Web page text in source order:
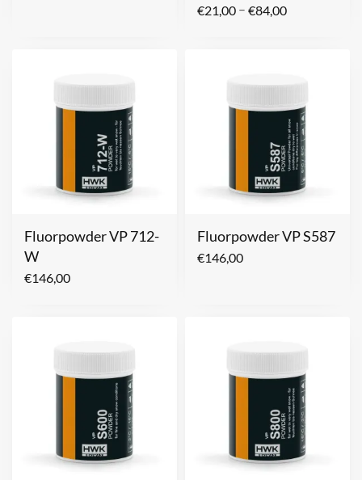
€21,00 – €84,00
Fluorpowder VP 712-
W
€146,00
Fluorpowder VP S587
€146,00